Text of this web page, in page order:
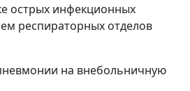
острых инфекционных
респираторных отделов
на внебольничную